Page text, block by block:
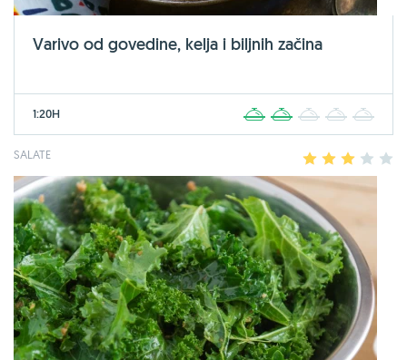
Varivo od govedine, kelja i biljnih začina
1:20H 2 3 4
SALATE 2 3 4